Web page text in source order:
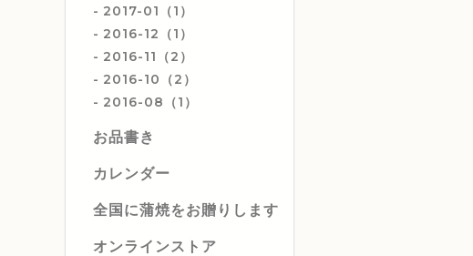
2017-01（1）
2016-12（1）
2016-11（2）
2016-10（2）
2016-08（1）
お品書き
カレンダー
全国に蒲焼をお贈りします
オンラインストア